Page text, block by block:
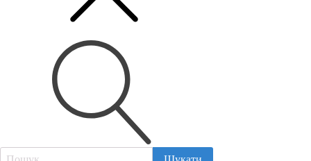
Пошук: